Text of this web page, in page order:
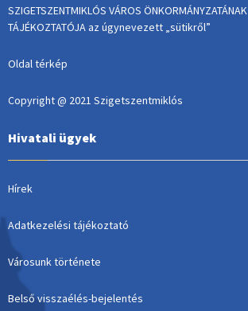
SZIGETSZENTMIKLÓS VÁROS ÖNKORMÁNYZATÁNAK
TÁJÉKOZTATÓJA az úgynevezett „sütikről”
Oldal térkép
Copyright @ 2021 Szigetszentmiklós
Hivatali ügyek
Hírek
Adatkezelési tájékoztató
Városunk története
Belső visszaélés-bejelentés